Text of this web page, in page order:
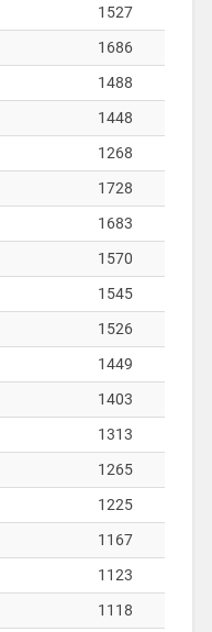
1527
1686
1488
1448
1268
1728
1683
1570
1545
1526
1449
1403
1313
1265
1225
1167
1123
1118